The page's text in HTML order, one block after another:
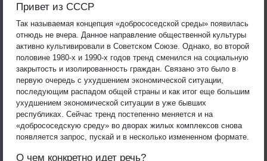
Привет из СССР
Так называемая концепция «добрососедской среды» появилась
отнюдь не вчера. Данное направление общественной культуры
активно культивировали в Советском Союзе. Однако, во второй
половине 1980-х и 1990-х годов тренд сменился на социальную
закрытость и изолированность граждан. Связано это было в
первую очередь с ухудшением экономической ситуации,
последующим распадом общей страны и как итог еще большим
ухудшением экономической ситуации в уже бывших
республиках. Сейчас тренд постепенно меняется и на
«добрососедскую среду» во дворах жилых комплексов снова
появляется запрос, пускай и в несколько измененном формате.
О чем конкретно идет речь?